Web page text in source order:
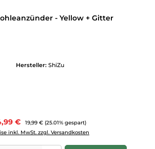
- Yellow + Gitter
Hersteller: ShiZu
€ Regulärer Preis:
19,99 € (25.01% gespart)
inkl. MwSt. zzgl. Versandkosten